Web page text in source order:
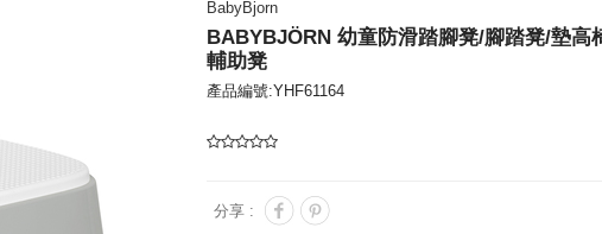
BabyBjorn
BABYBJÖRN 幼童防滑踏腳凳/腳踏凳/墊高
輔助凳
產品編號:YHF61164
分享 :